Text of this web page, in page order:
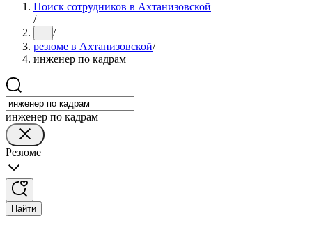
Поиск сотрудников в Ахтанизовской
/
... /
резюме в Ахтанизовской/
инженер по кадрам
инженер по кадрам
Резюме
Найти